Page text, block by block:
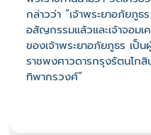
กล่าวว่า “เจ้าพระยาอภัย
อสัญกรรมแล้วและเจ้าจอม
ของเจ้าพระยาอภัยภูธร เป็
ราชพงศาวดารกรุงรัตนโก
ทิพากรวงศ์”